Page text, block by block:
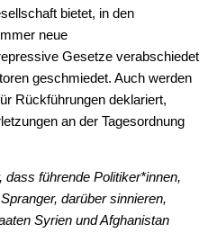
bietet, in den
neue
Gesetze verabschiedet
geschmiedet. Auch werden
Rückführungen deklariert,
an der Tagesordnung
dass führende Politiker*innen,
darüber sinnieren,
Syrien und Afghanistan